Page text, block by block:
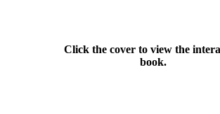
Click the cover to view the
book.